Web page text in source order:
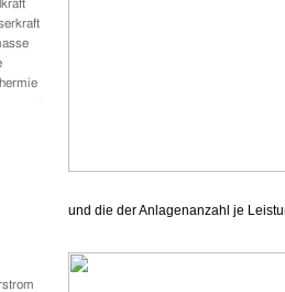
und die der Anlagenanzahl je